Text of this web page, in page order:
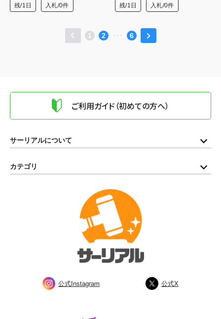
残/1日 入札/0件 残/1日 入札/0件
1 2 ･･･ 6
公式Instagram 公式X
ご利用ガイド（初めての方へ）
サーリアルについて
カテゴリ